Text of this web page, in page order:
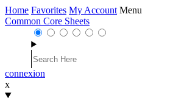
Home Favorites My Account Menu
Common Core Sheets
connexion
x